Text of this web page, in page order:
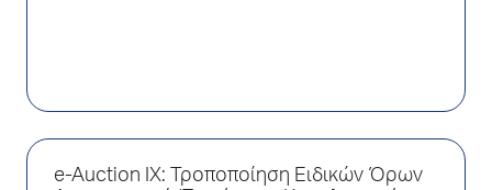
e-Auction ΙX: Τροποποίηση Ειδικών Όρων